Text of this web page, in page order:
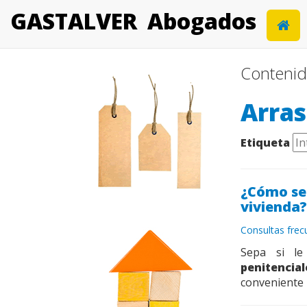
GASTALVER Abogados
Etiqueta
¿Cómo
vivienda?
Consultas
Sepa si